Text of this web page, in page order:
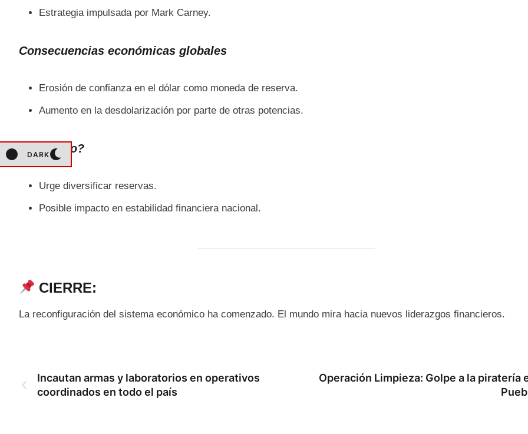
DARK
Estrategia impulsada por Mark Carney.
Consecuencias económicas globales
Erosión de confianza en el dólar como moneda de reserva.
Aumento en la desdolarización por parte de otras potencias.
¿Y México?
Urge diversificar reservas.
Posible impacto en estabilidad financiera nacional.
CIERRE:
La reconfiguración del sistema económico ha comenzado. El mundo mira hacia nuevos liderazgos financieros.
Incautan armas y laboratorios en operativos
coordinados en todo el país
Operación Limpieza: Golpe a la piratería